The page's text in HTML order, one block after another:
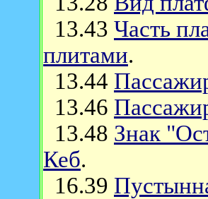
13.43 Часть
плитами.
13.44
13.46
13.48 Знак
Кеб.
16.39